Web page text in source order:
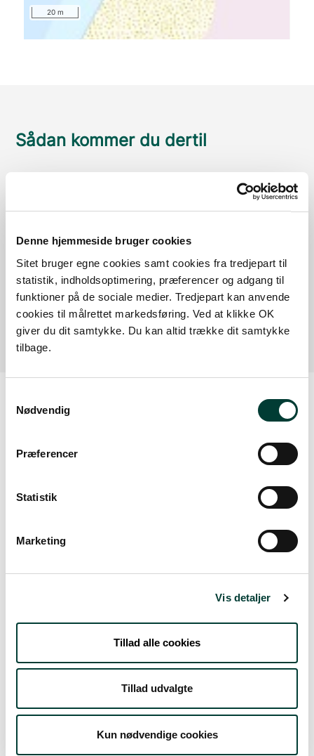
Denne hjemmeside bruger cookies
Sitet bruger egne cookies samt cookies fra tredjepart til
statistik, indholdsoptimering, præferencer og adgang til
funktioner på de sociale medier. Tredjepart kan anvende
cookies til målrettet markedsføring. Ved at klikke OK
giver du dit samtykke. Du kan altid trække dit samtykke
tilbage.
Nødvendig
Præferencer
Statistik
Marketing
Vis detaljer
Tillad alle cookies
Tillad udvalgte
Kun nødvendige cookies
20 m
Sådan kommer du dertil
Med offentlig transport
Google Maps
Der er ingen parkeringspladser i umiddelbar nærhed
af faciliteten.
skydække
17°14° let regn
Tirs. 11.Aug